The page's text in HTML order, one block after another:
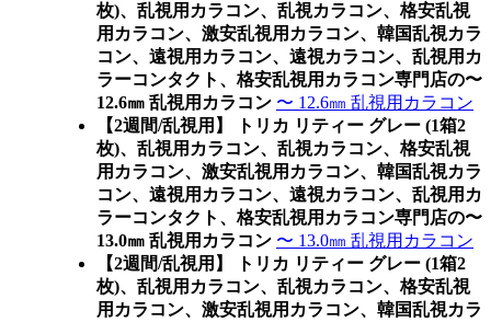
枚)、乱視用カラコン、乱視カラコン、格安乱視
用カラコン、激安乱視用カラコン、韓国乱視カラ
コン、遠視用カラコン、遠視カラコン、乱視用カ
ラーコンタクト、格安乱視用カラコン専門店の〜
12.6㎜ 乱視用カラコン 〜 12.6㎜ 乱視用カラコン
【2週間/乱視用】 トリカ リティー グレー (1箱2
枚)、乱視用カラコン、乱視カラコン、格安乱視
用カラコン、激安乱視用カラコン、韓国乱視カラ
コン、遠視用カラコン、遠視カラコン、乱視用カ
ラーコンタクト、格安乱視用カラコン専門店の〜
13.0㎜ 乱視用カラコン 〜 13.0㎜ 乱視用カラコン
【2週間/乱視用】 トリカ リティー グレー (1箱2
枚)、乱視用カラコン、乱視カラコン、格安乱視
用カラコン、激安乱視用カラコン、韓国乱視カラ